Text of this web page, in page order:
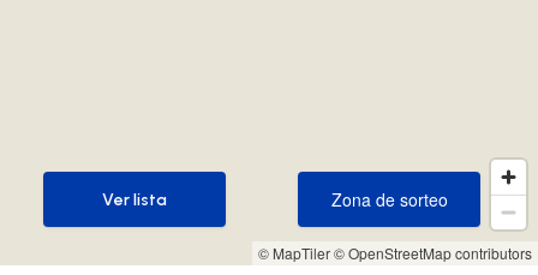
© MapTiler© OpenStreetMap contributors
Zona de sorteo
Zona de sorteo
Ver lista
Ver lista